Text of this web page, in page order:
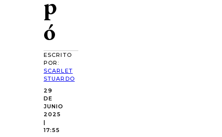
ó
ESCRITO
POR:
SCARLET
STUARDO
29
DE
JUNIO
2025
|
17:55